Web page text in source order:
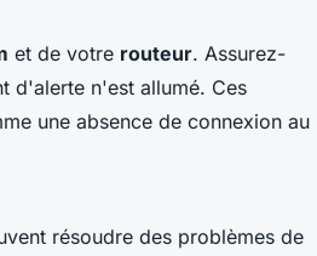
et de votre routeur. Assurez-
d'alerte n'est allumé. Ces
une absence de connexion au
résoudre des problèmes de